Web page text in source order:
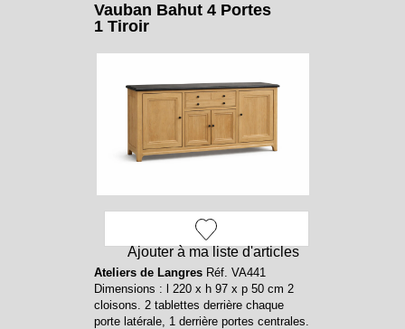
Ajouter à ma liste d'articles
Vauban Bahut 4 Portes
1 Tiroir
Ateliers de LangresRéf. VA441
Dimensions : l 220 x h 97 x p 50 cm 2
cloisons. 2 tablettes derrière chaque
porte latérale, 1 derrière portes centrales.